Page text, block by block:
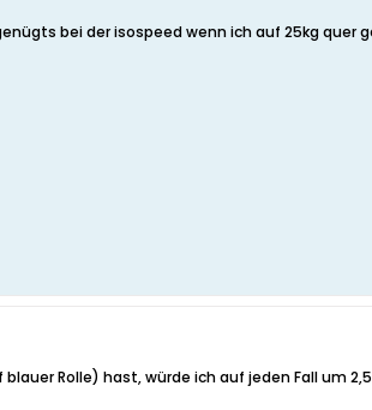
bei der isospeed wenn ich auf 25kg
Rolle) hast, würde ich auf jeden Fall um